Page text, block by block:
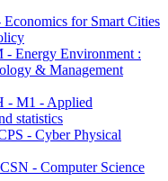
for Smart Cities
- Energy Environment :
& Management
- M1 - Applied
statistics
- Cyber Physical
- Computer Science